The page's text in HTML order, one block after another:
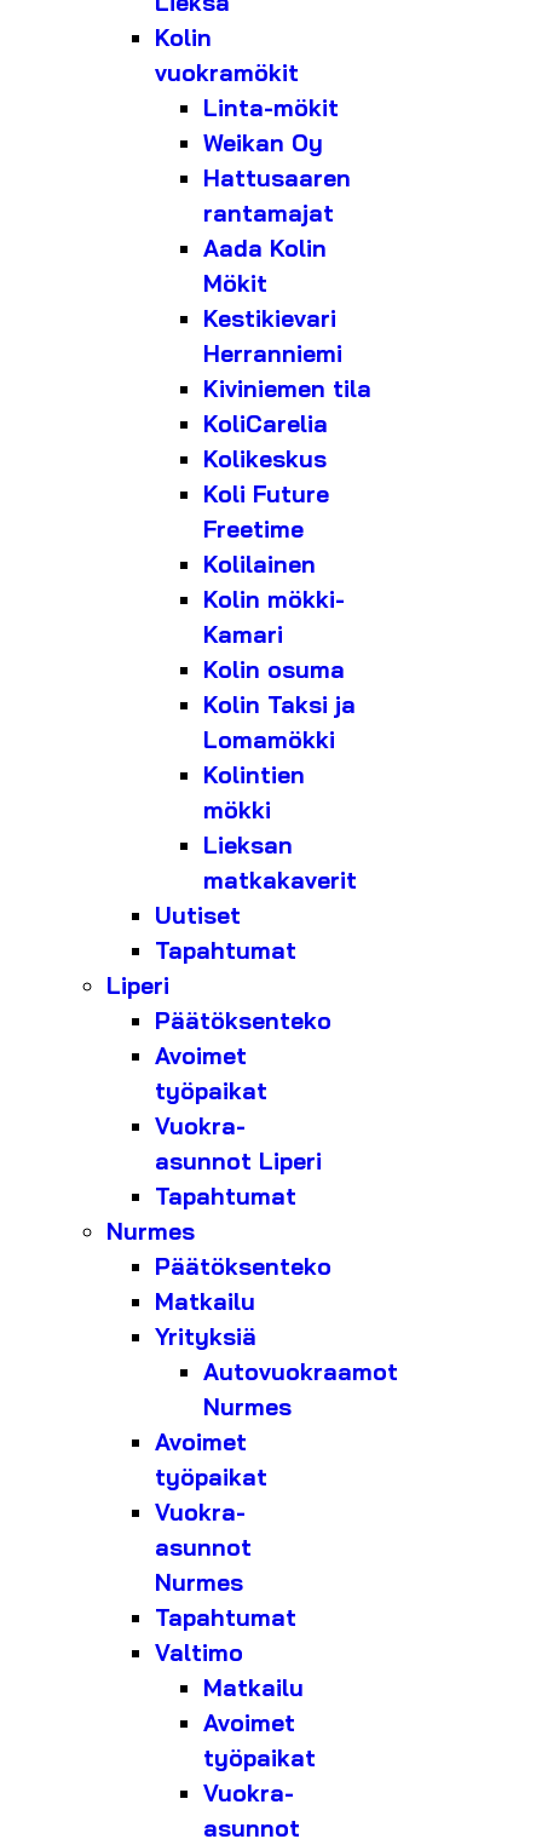
Kolin
vuokramökit
Linta-mökit
Weikan Oy
Hattusaaren
rantamajat
Aada Kolin
Mökit
Kestikievari
Herranniemi
Kiviniemen tila
KoliCarelia
Kolikeskus
Koli Future
Freetime
Kolilainen
Kolin mökki-
Kamari
Kolin osuma
Kolin Taksi ja
Lomamökki
Kolintien
mökki
Lieksan
matkakaverit
Uutiset
Tapahtumat
Liperi
Päätöksenteko
Avoimet
työpaikat
Vuokra-
asunnot Liperi
Tapahtumat
Nurmes
Päätöksenteko
Matkailu
Yrityksiä
Autovuokraamot
Nurmes
Avoimet
työpaikat
Vuokra-
asunnot
Nurmes
Tapahtumat
Valtimo
Matkailu
Avoimet
työpaikat
Vuokra-
asunnot